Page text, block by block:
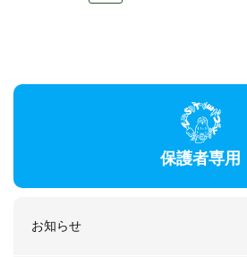
保護者専用
お知らせ